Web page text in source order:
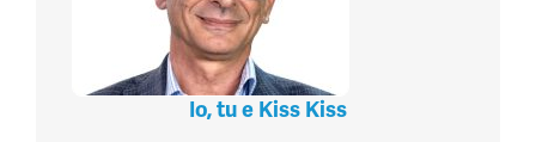
Io, tu e Kiss Kiss